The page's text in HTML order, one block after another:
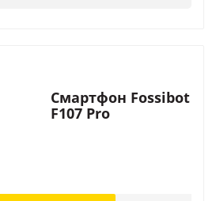
Смартфон Fossibot
F107 Pro